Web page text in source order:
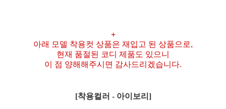
+
아래 모델 착용컷 상품은 재입고 된 상품으로,
현재 품절된 코디 제품도 있으니
이 점 양해해주시면 감사드리겠습니다.
[착용컬러 - 아이보리]